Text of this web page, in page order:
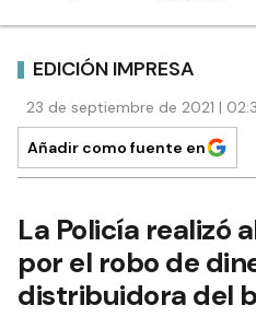
EDICIÓN IMPRESA
23 de septiembre de 2021 |
Añadir como fuente en
La Policía realizó
por el robo de
distribuidora del